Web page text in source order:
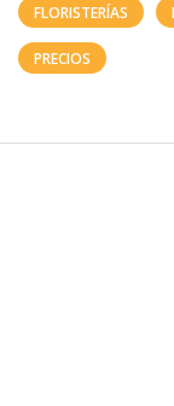
FLORISTERÍAS
PRECIOS